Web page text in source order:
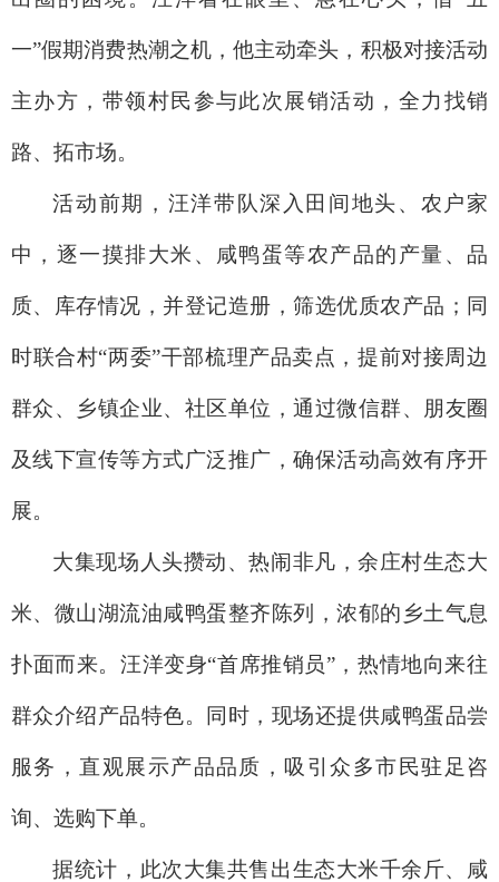
一”假期消费热潮之机，他主动牵头，积极对接活动
主办方，带领村民参与此次展销活动，全力找销
路、拓市场。
活动前期，汪洋带队深入田间地头、农户家
中，逐一摸排大米、咸鸭蛋等农产品的产量、品
质、库存情况，并登记造册，筛选优质农产品；同
时联合村“两委”干部梳理产品卖点，提前对接周边
群众、乡镇企业、社区单位，通过微信群、朋友圈
及线下宣传等方式广泛推广，确保活动高效有序开
展。
大集现场人头攒动、热闹非凡，余庄村生态大
米、微山湖流油咸鸭蛋整齐陈列，浓郁的乡土气息
扑面而来。汪洋变身“首席推销员”，热情地向来往
群众介绍产品特色。同时，现场还提供咸鸭蛋品尝
服务，直观展示产品品质，吸引众多市民驻足咨
询、选购下单。
据统计，此次大集共售出生态大米千余斤、咸